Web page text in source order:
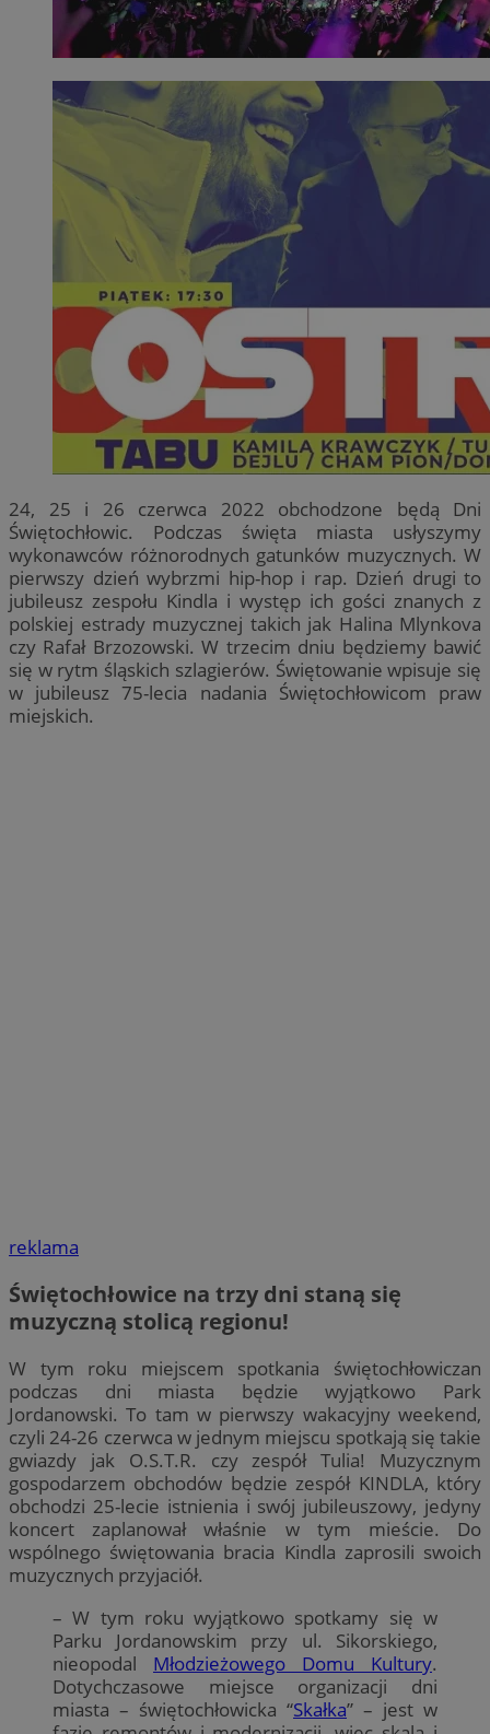
24, 25 i 26 czerwca 2022 obchodzone będą Dni
Świętochłowic. Podczas święta miasta usłyszymy
wykonawców różnorodnych gatunków muzycznych. W
pierwszy dzień wybrzmi hip-hop i rap. Dzień drugi to
jubileusz zespołu Kindla i występ ich gości znanych z
polskiej estrady muzycznej takich jak Halina Mlynkova
czy Rafał Brzozowski. W trzecim dniu będziemy bawić
się w rytm śląskich szlagierów. Świętowanie wpisuje się
w jubileusz 75-lecia nadania Świętochłowicom praw
miejskich.
reklama
Świętochłowice na trzy dni staną się
muzyczną stolicą regionu!
W tym roku miejscem spotkania świętochłowiczan
podczas dni miasta będzie wyjątkowo Park
Jordanowski. To tam w pierwszy wakacyjny weekend,
czyli 24-26 czerwca w jednym miejscu spotkają się takie
gwiazdy jak O.S.T.R. czy zespół Tulia! Muzycznym
gospodarzem obchodów będzie zespół KINDLA, który
obchodzi 25-lecie istnienia i swój jubileuszowy, jedyny
koncert zaplanował właśnie w tym mieście. Do
wspólnego świętowania bracia Kindla zaprosili swoich
muzycznych przyjaciół.
– W tym roku wyjątkowo spotkamy się w
Parku Jordanowskim przy ul. Sikorskiego,
nieopodal Młodzieżowego Domu Kultury.
Dotychczasowe miejsce organizacji dni
miasta – świętochłowicka “Skałka” – jest w